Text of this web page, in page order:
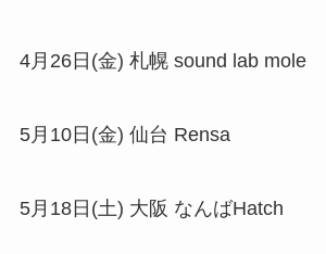
4月26日(金) 札幌 sound lab mole
5月10日(金) 仙台 Rensa
5月18日(土) 大阪 なんばHatch